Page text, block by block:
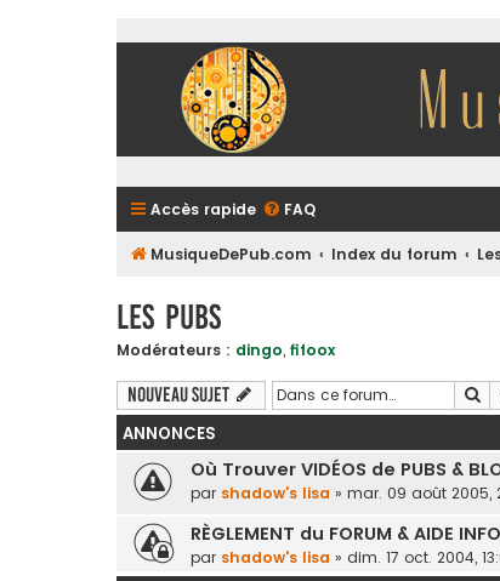
Accès rapide FAQ
MusiqueDePub.com Index du forum
Les Pubs
Modérateurs : dingo, fifoox
Nouveau sujet
ANNONCES
Où Trouver VIDÉOS de PUBS &
par shadow's lisa » mar. 09 août 2005,
RÈGLEMENT du FORUM & AIDE
par shadow's lisa » dim. 17 oct. 2004,